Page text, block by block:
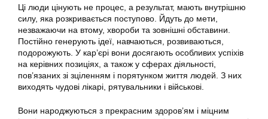
Ці люди цінують не процес, а результат, мають внутрішню
силу, яка розкривається поступово. Йдуть до мети,
незважаючи на втому, хвороби та зовнішні обставини.
Постійно генерують ідеї, навчаються, розвиваються,
подорожують. У кар’єрі вони досягають особливих успіхів
на керівних позиціях, а також у сферах діяльності,
пов’язаних зі зціленням і порятунком життя людей. З них
виходять чудові лікарі, рятувальники і військові.
Вони народжуються з прекрасним здоров’ям і міцним